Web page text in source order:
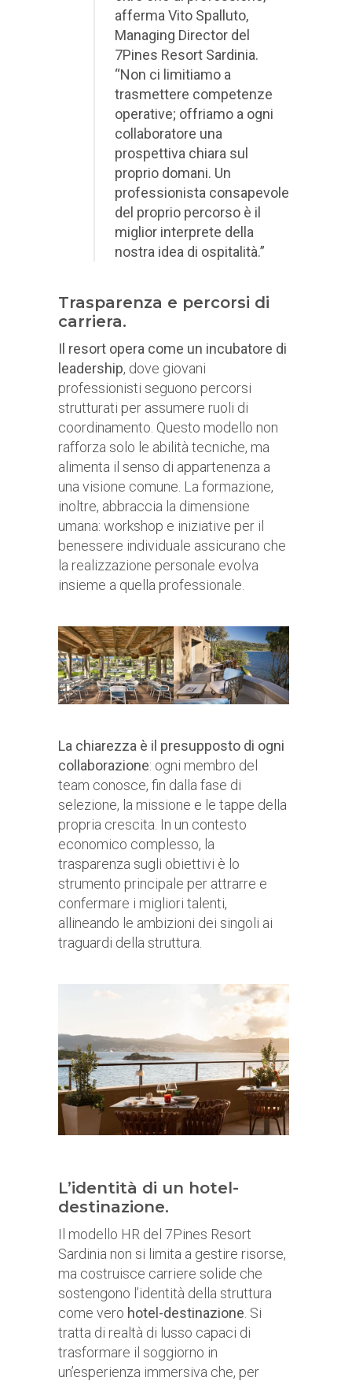
affermaVito Spalluto,
Managing Director del
7Pines Resort Sardinia.
“Non ci limitiamo a
trasmettere competenze
operative; offriamo a ogni
collaboratore una
prospettiva chiara sul
proprio domani. Un
professionista consapevole
del proprio percorso è il
miglior interprete della
nostra idea di ospitalità.”
Trasparenza e percorsi di
carriera.
Il resort opera come un incubatore di
leadership, dove giovani
professionisti seguono percorsi
strutturati per assumere ruoli di
coordinamento. Questo modello non
rafforza solo le abilità tecniche, ma
alimenta il senso di appartenenza a
una visione comune. La formazione,
inoltre, abbraccia la dimensione
umana: workshop e iniziative per il
benessere individuale assicurano che
la realizzazione personale evolva
insieme a quella professionale.
La chiarezza è il presupposto di ogni
collaborazione: ogni membro del
team conosce, fin dalla fase di
selezione, la missione e le tappe della
propria crescita. In un contesto
economico complesso, la
trasparenza sugli obiettivi è lo
strumento principale per attrarre e
confermare i migliori talenti,
allineando le ambizioni dei singoli ai
traguardi della struttura.
L’identità di un hotel-
destinazione.
Il modello HR del 7Pines Resort
Sardinia non si limita a gestire risorse,
ma costruisce carriere solide che
sostengono l’identità della struttura
come vero hotel-destinazione . Si
tratta di realtà di lusso capaci di
trasformare il soggiorno in
un’esperienza immersiva che, per